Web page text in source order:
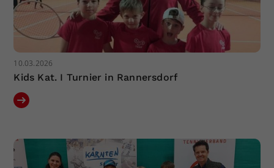
10.03.2026
Kids Kat. I Turnier in Rannersdorf